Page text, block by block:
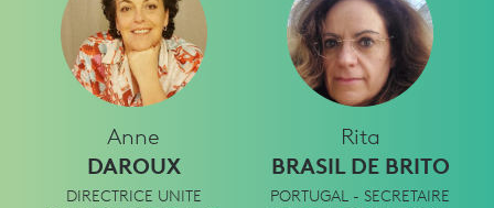
Anne
DAROUX
DIRECTRICE UNITE
Rita
BRASIL DE BRITO
PORTUGAL - SECRETAIRE